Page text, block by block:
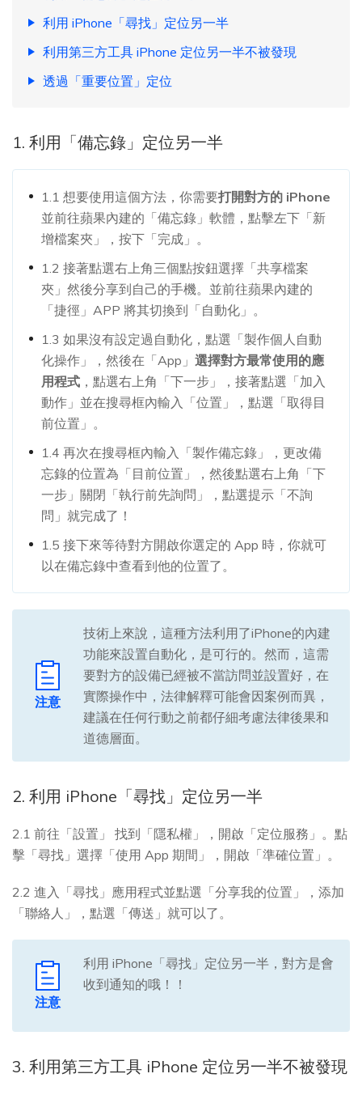
利用 iPhone「尋找」定位另一半
利用第三方工具 iPhone 定位另一半不被發現
透過「重要位置」定位
1. 利用「備忘錄」定位另一半
1.1 想要使用這個方法，你需要打開對方的 iPhone
並前往蘋果內建的「備忘錄」軟體，點擊左下「新
增檔案夾」，按下「完成」。
1.2 接著點選右上角三個點按鈕選擇「共享檔案
夾」然後分享到自己的手機。並前往蘋果內建的
「捷徑」APP 將其切換到「自動化」。
1.3 如果沒有設定過自動化，點選「製作個人自動
化操作」，然後在「App」 選擇對方最常使用的應
用程式 ，點選右上角「下一步」，接著點選「加入
動作」並在搜尋框內輸入「位置」，點選「取得目
前位置」。
1.4 再次在搜尋框內輸入「製作備忘錄」，更改備
忘錄的位置為「目前位置」，然後點選右上角「下
一步」關閉「執行前先詢問」，點選提示「不詢
問」就完成了！
1.5 接下來等待對方開啟你選定的 App 時，你就可
以在備忘錄中查看到他的位置了。
注意
技術上來說，這種方法利用了iPhone的內建
功能來設置自動化，是可行的。然而，這需
要對方的設備已經被不當訪問並設置好，在
實際操作中，法律解釋可能會因案例而異，
建議在任何行動之前都仔細考慮法律後果和
道德層面。
2. 利用 iPhone「尋找」定位另一半
2.1 前往「設置」 找到「隱私權」，開啟「定位服務」。點
擊「尋找」選擇「使用 App 期間」，開啟「準確位置」。
2.2 進入「尋找」應用程式並點選「分享我的位置」，添加
「聯絡人」，點選「傳送」就可以了。
注意
利用 iPhone「尋找」定位另一半，對方是會
收到通知的哦！！
3. 利用第三方工具 iPhone 定位另一半不被發現